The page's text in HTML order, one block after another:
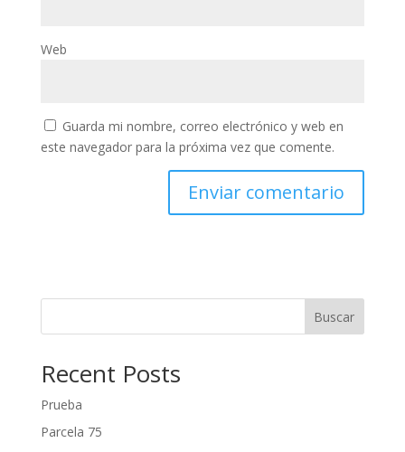
Web
Guarda mi nombre, correo electrónico y web en
este navegador para la próxima vez que comente.
Buscar
Recent Posts
Prueba
Parcela 75